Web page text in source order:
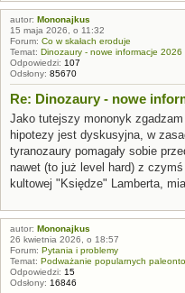
autor: Mononajkus
15 maja 2026, o 11:32
Forum: Co w skałach eroduje
Temat: Dinozaury - nowe informacje 2026
Odpowiedzi: 107
Odsłony: 85670
Re: Dinozaury - nowe
Jako tutejszy mononyk
hipotezy jest dyskusyjna, w
tyranozaury pomagały sobie
nawet (to już level hard) z
kultowej "Księdze" Lamberta,
autor: Mononajkus
26 kwietnia 2026, o 18:57
Forum: Pytania i problemy
Temat: Podważanie popularnych
Odpowiedzi: 15
Odsłony: 16846